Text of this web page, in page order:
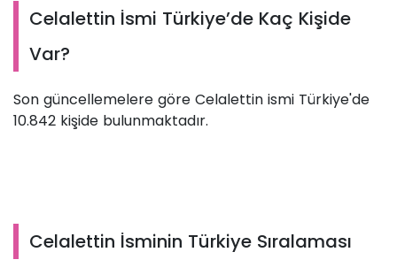
Celalettin İsmi Türkiye’de Kaç Kişide
Var?
Son güncellemelere göre Celalettin ismi Türkiye'de
10.842 kişide bulunmaktadır.
Celalettin İsminin Türkiye Sıralaması